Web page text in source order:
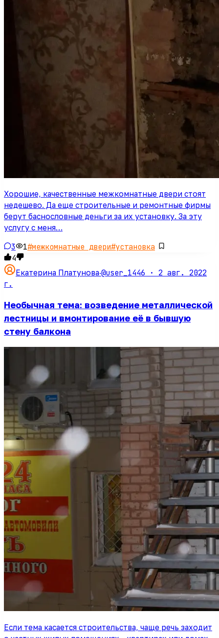
Хорошие, качественные межкомнатные двери стоят
недешево. Да еще строительные и ремонтные фирмы
берут баснословные деньги за их установку. За эту
услугу с меня…
3 1#межкомнатные двери#установка
4
Екатерина Платунова·@user_1446 · 2 авг. 2022
г.
Необычная тема: возведение металлической
лестницы и вмонтирование её в бывшую
стену балкона
Если тема касается строительства, чаще речь заходит